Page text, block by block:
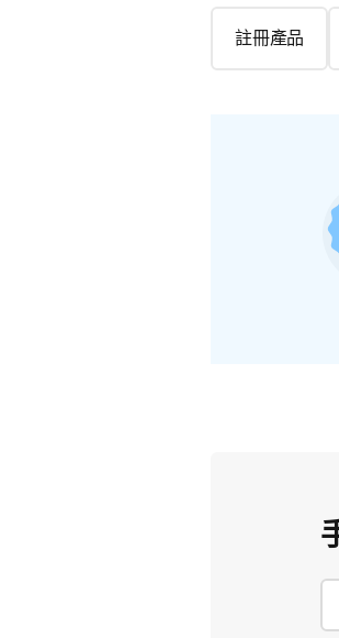
註冊產品